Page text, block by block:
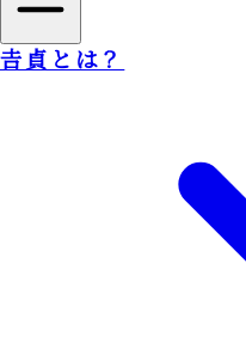
𠮷貞とは？